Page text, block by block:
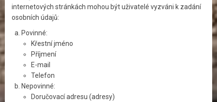
internetových stránkách mohou být uživatelé vyzváni k zadání
osobních údajů:
Povinné:
Křestní jméno
Příjmení
E-mail
Telefon
Nepovinné:
Doručovací adresu (adresy)